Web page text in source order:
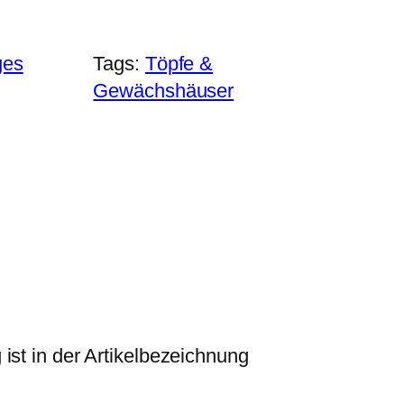
Tags: Töpfe &
Gewächshäuser
in der Artikelbezeichnung